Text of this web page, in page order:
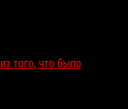
того, что было